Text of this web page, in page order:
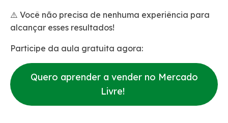
⚠️ Você não precisa de nenhuma experiência para
alcançar esses resultados!
Participe da aula gratuita agora:
Quero aprender a vender no Mercado
Livre!